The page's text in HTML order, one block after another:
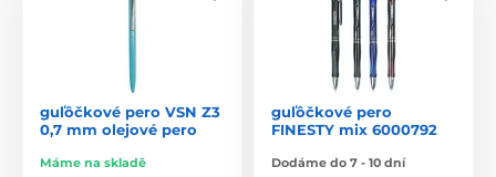
guľôčkové pero VSN Z3
0,7 mm olejové pero
Máme na skladě
guľôčkové pero
FINESTY mix 6000792
Dodáme do 7 - 10 dní